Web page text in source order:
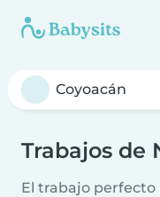
Trabajos de
El trabajo